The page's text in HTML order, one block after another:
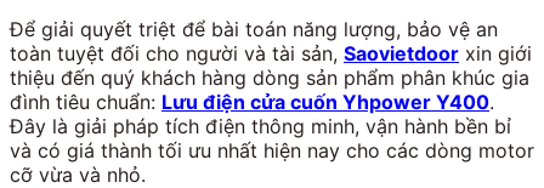
Để giải quyết triệt để bài toán năng lượng, bảo vệ an
toàn tuyệt đối cho người và tài sản, Saovietdoor xin giới
thiệu đến quý khách hàng dòng sản phẩm phân khúc gia
đình tiêu chuẩn: Lưu điện cửa cuốn Yhpower Y400.
Đây là giải pháp tích điện thông minh, vận hành bền bỉ
và có giá thành tối ưu nhất hiện nay cho các dòng motor
cỡ vừa và nhỏ.